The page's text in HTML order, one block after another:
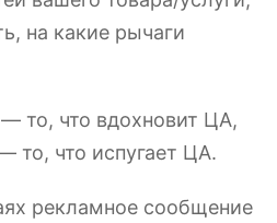
на какие рычаги
то, что вдохновит ЦА,
то, что испугает ЦА.
рекламное сообщение